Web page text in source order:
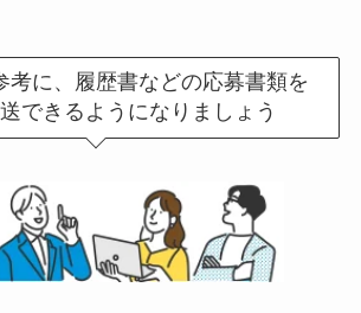
考に、履歴書などの応募書類を
できるようになりましょう